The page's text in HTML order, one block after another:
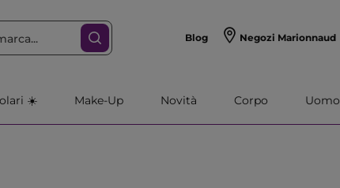
Blog Negozi Marionnaud
☀️ Make-Up Novità Corpo Uomo